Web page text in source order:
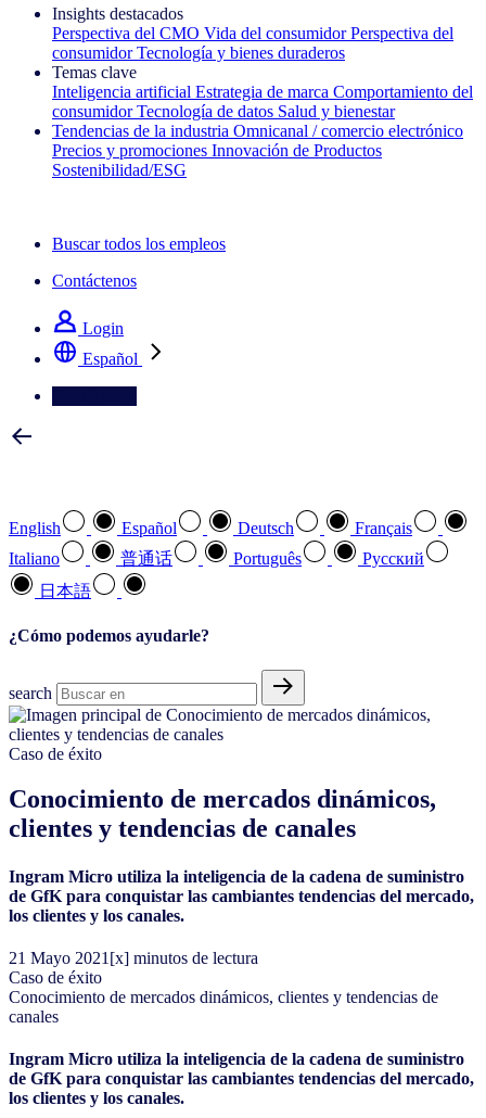
Insights destacados
Perspectiva del CMO Vida del consumidor Perspectiva del
consumidor Tecnología y bienes duraderos
Temas clave
Inteligencia artificial Estrategia de marca Comportamiento del
consumidor Tecnología de datos Salud y bienestar
Tendencias de la industria Omnicanal / comercio electrónico
Precios y promociones Innovación de Productos
Sostenibilidad/ESG
Buscar todos los empleos
Contáctenos
Login
Español
English Español Deutsch
Français
Italiano
普通话 Português
Pусский
日本語
¿Cómo podemos ayudarle?
search
Caso de éxito
Conocimiento de mercados dinámicos,
clientes y tendencias de canales
Ingram Micro utiliza la inteligencia de la cadena de suministro
de GfK para conquistar las cambiantes tendencias del mercado,
los clientes y los canales.
21 Mayo 2021 [x] minutos de lectura
Caso de éxito
Conocimiento de mercados dinámicos, clientes y tendencias de
canales
Ingram Micro utiliza la inteligencia de la cadena de suministro
de GfK para conquistar las cambiantes tendencias del mercado,
los clientes y los canales.